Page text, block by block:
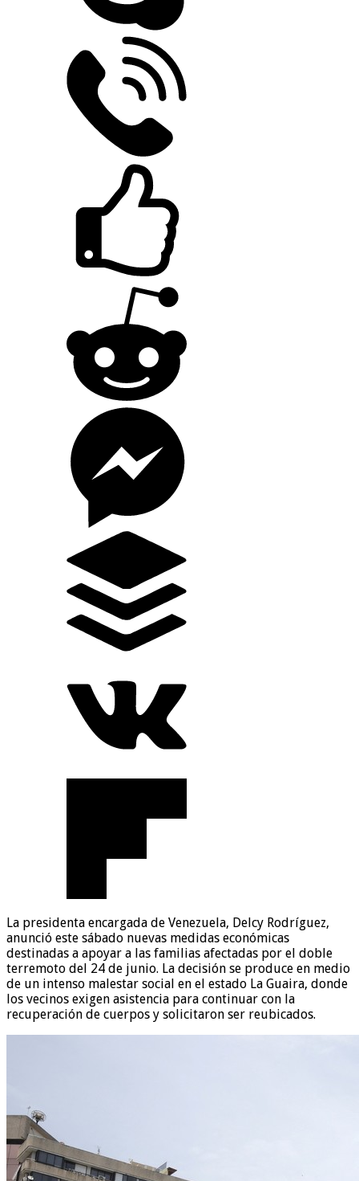
La presidenta encargada de Venezuela, Delcy Rodríguez,
anunció este sábado nuevas medidas económicas
destinadas a apoyar a las familias afectadas por el doble
terremoto del 24 de junio. La decisión se produce en medio
de un intenso malestar social en el estado La Guaira, donde
los vecinos exigen asistencia para continuar con la
recuperación de cuerpos y solicitaron ser reubicados.